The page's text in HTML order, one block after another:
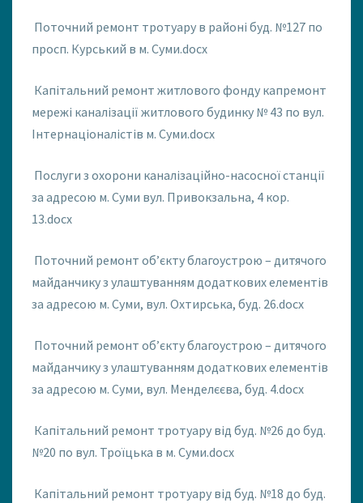
Поточний ремонт тротуару в районі буд. №127 по
просп. Курський в м. Суми.docx
Капітальний ремонт житлового фонду капремонт
мережі каналізації житлового будинку № 43 по вул.
Інтернаціоналістів м. Суми.docx
Послуги з охорони каналізаційно-насосної станції
за адресою м. Суми вул. Привокзальна, 4 кор.
13.docx
Поточний ремонт об’єкту благоустрою – дитячого
майданчику з улаштуванням додаткових елементів
за адресою м. Суми, вул. Охтирська, буд. 26.docx
Поточний ремонт об’єкту благоустрою – дитячого
майданчику з улаштуванням додаткових елементів
за адресою м. Суми, вул. Менделєєва, буд. 4.docx
Капітальний ремонт тротуару від буд. №26 до буд.
№20 по вул. Троїцька в м. Суми.docx
Капітальний ремонт тротуару від буд. №18 до буд.